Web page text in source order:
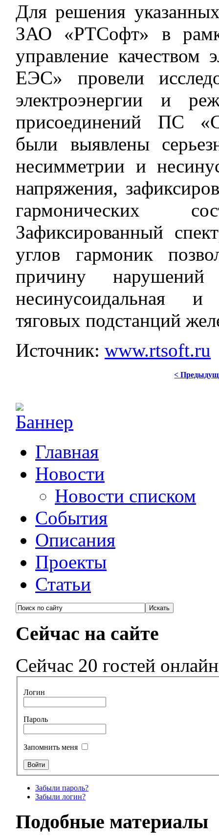
Для решения
ЗАО «РТСофт» в
управление
ЕЭС» провели
электроэнергии и
присоединений ПС
были выявлены
несимметрии и
напряжения,
гармонических
Зафиксированный
углов гармоник
причину
несинусоидальная и
тяговых подстанций
Источник:www.rtsoft.ru
<
Главная
Новости
Новости списком
События
Описания
Проекты
Статьи
Сейчас на сайте
Сейчас 20 гостей онлайн
Логин
Пароль
Запомнить меня
Забыли пароль?
Забыли логин?
Подобные материалы